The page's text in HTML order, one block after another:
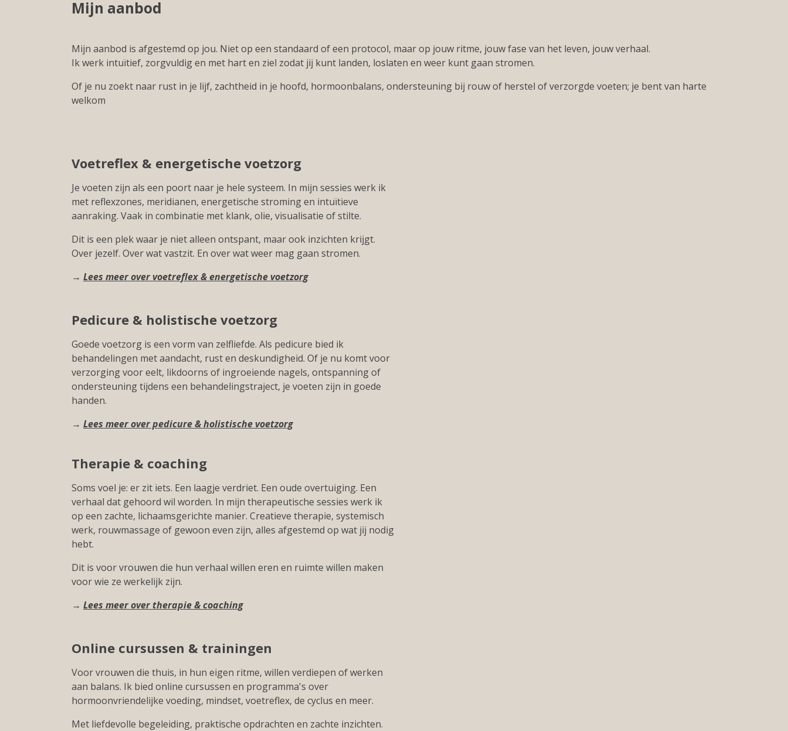
Mijn aanbod
Mijn aanbod is afgestemd op jou. Niet op een standaard of een protocol, maar op jouw ritme, jouw fase van het leven, jouw verhaal.
Ik werk intuïtief, zorgvuldig en met hart en ziel zodat jij kunt landen, loslaten en weer kunt gaan stromen.
Of je nu zoekt naar rust in je lijf, zachtheid in je hoofd, hormoonbalans, ondersteuning bij rouw of herstel of verzorgde voeten; je bent van harte
welkom
Voetreflex & energetische voetzorg
Je voeten zijn als een poort naar je hele systeem. In mijn sessies werk ik
met reflexzones, meridianen, energetische stroming en intuïtieve
aanraking. Vaak in combinatie met klank, olie, visualisatie of stilte.
Dit is een plek waar je niet alleen ontspant, maar ook inzichten krijgt.
Over jezelf. Over wat vastzit. En over wat weer mag gaan stromen.
→ Lees meer over voetreflex & energetische voetzorg
Pedicure & holistische voetzorg
Goede voetzorg is een vorm van zelfliefde. Als pedicure bied ik
behandelingen met aandacht, rust en deskundigheid. Of je nu komt voor
verzorging voor eelt, likdoorns of ingroeiende nagels, ontspanning of
ondersteuning tijdens een behandelingstraject, je voeten zijn in goede
handen.
→ Lees meer over pedicure & holistische voetzorg
Therapie & coaching
Soms voel je: er zit iets. Een laagje verdriet. Een oude overtuiging. Een
verhaal dat gehoord wil worden. In mijn therapeutische sessies werk ik
op een zachte, lichaamsgerichte manier. Creatieve therapie, systemisch
werk, rouwmassage of gewoon even zijn, alles afgestemd op wat jij nodig
hebt.
Dit is voor vrouwen die hun verhaal willen eren en ruimte willen maken
voor wie ze werkelijk zijn.
→ Lees meer over therapie & coaching
Online cursussen & trainingen
Voor vrouwen die thuis, in hun eigen ritme, willen verdiepen of werken
aan balans. Ik bied online cursussen en programma's over
hormoonvriendelijke voeding, mindset, voetreflex, de cyclus en meer.
Met liefdevolle begeleiding, praktische opdrachten en zachte inzichten.